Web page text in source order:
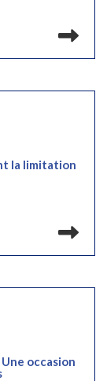
la limitation
occasion